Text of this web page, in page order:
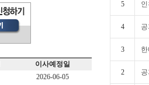
이사예정일
2026-06-05
5
4
3
2